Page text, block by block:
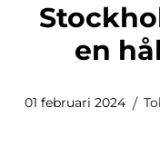
en
01 februari 2024